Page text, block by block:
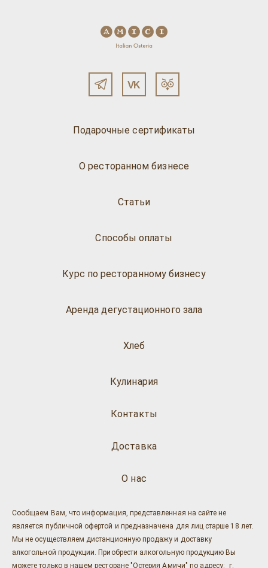
Подарочные сертификаты
О ресторанном бизнесе
Статьи
Способы оплаты
Курс по ресторанному бизнесу
Аренда дегустационного зала
Хлеб
Кулинария
О нас
Доставка
Контакты
Сообщаем Вам, что информация, представленная на сайте не
является публичной офертой и предназначена для лиц старше 18 лет.
Мы не осуществляем дистанционную продажу и доставку
алкогольной продукции. Приобрести алкогольную продукцию Вы
можете только в нашем ресторане "Остерия Амичи" по адресу: г.